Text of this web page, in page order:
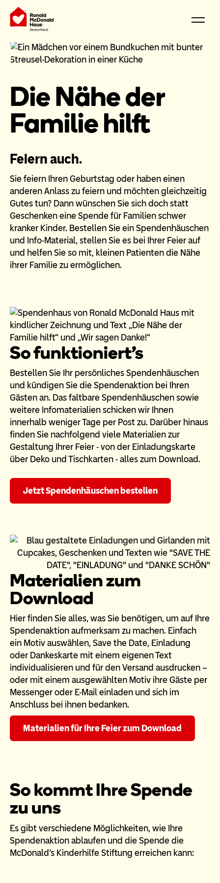
Die Nähe der
Familie hilft
Feiern auch.
Sie feiern Ihren Geburtstag oder haben einen
anderen Anlass zu feiern und möchten gleichzeitig
Gutes tun? Dann wünschen Sie sich doch statt
Geschenken eine Spende für Familien schwer
kranker Kinder. Bestellen Sie ein Spendenhäuschen
und Info-Material, stellen Sie es bei Ihrer Feier auf
und helfen Sie so mit, kleinen Patienten die Nähe
ihrer Familie zu ermöglichen.
So funktioniert's
Bestellen Sie Ihr persönliches Spendenhäuschen
und kündigen Sie die Spendenaktion bei Ihren
Gästen an. Das faltbare Spendenhäuschen sowie
weitere Infomaterialien schicken wir Ihnen
innerhalb weniger Tage per Post zu. Darüber hinaus
finden Sie nachfolgend viele Materialien zur
Gestaltung Ihrer Feier - von der Einladungskarte
über Deko und Tischkarten - alles zum Download.
Jetzt Spendenhäuschen bestellen
Materialien zum
Download
Hier finden Sie alles, was Sie benötigen, um auf Ihre
Spendenaktion aufmerksam zu machen. Einfach
ein Motiv auswählen, Save the Date, Einladung
oder Dankeskarte mit einem eigenen Text
individualisieren und für den Versand ausdrucken –
oder mit einem ausgewählten Motiv ihre Gäste per
Messenger oder E-Mail einladen und sich im
Anschluss bei ihnen bedanken.
Materialien für Ihre Feier zum Download
So kommt Ihre Spende
zu uns
Es gibt verschiedene Möglichkeiten, wie Ihre
Spendenaktion ablaufen und die Spende die
McDonald’s Kinderhilfe Stiftung erreichen kann: